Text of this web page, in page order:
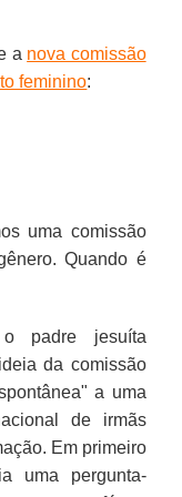
a nova comissão
feminino:
uma comissão
Quando é
padre jesuíta
da comissão
a uma
de irmãs
Em primeiro
uma pergunta-